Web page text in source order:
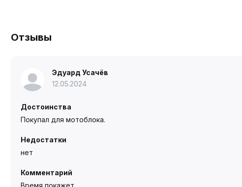
Отзывы
Эдуард Усачёв
12.05.2024
Достоинства
Покупал для мотоблока.
Недостатки
нет
Комментарий
Время покажет